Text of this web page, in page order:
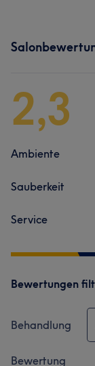
2,3
Ambiente
Sauberkeit
Service
Bewertungen
Behandlung
Bewertung